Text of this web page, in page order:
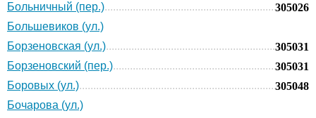
Больничный (пер.)
305026
Большевиков (ул.)
Борзеновская (ул.)
305031
Борзеновский (пер.)
305031
Боровых (ул.)
305048
Бочарова (ул.)